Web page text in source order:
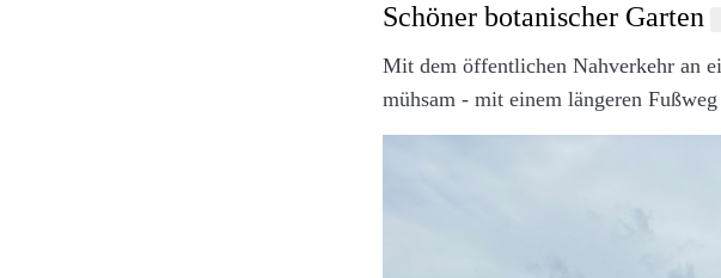
Schöner botanischer Garten
Mit dem öffentlichen Nahverkehr an
mühsam - mit einem längeren